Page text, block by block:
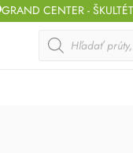
GRAND CENTER -
Products
search